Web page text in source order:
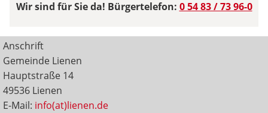
Wir sind für Sie da! Bürgertelefon: 0 54 83 / 73 96-0
Anschrift
Gemeinde Lienen
Hauptstraße 14
49536 Lienen
E-Mail: info(at)lienen.de